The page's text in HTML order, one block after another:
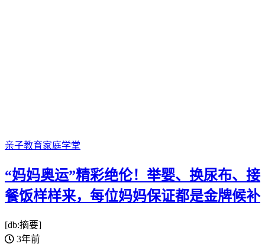
亲子教育家庭学堂
“妈妈奥运”精彩绝伦！举婴、换尿布、接
餐饭样样来，每位妈妈保证都是金牌候补
[db:摘要]
3年前